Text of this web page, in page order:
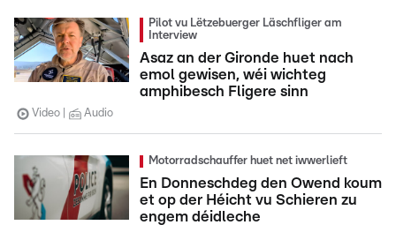
Pilot vu Lëtzebuerger Läschfliger am
Interview
Asaz an der Gironde huet nach
emol gewisen, wéi wichteg
amphibesch Fligere sinn
Video Audio
Motorradschauffer huet net iwwerlieft
En Donneschdeg den Owend koum
et op der Héicht vu Schieren zu
engem déidleche